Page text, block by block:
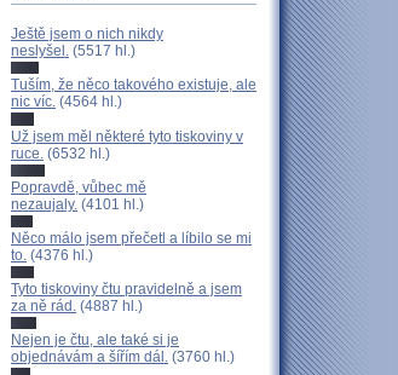
Ještě jsem o nich nikdy
neslyšel. (5517 hl.)
Tuším, že něco takového existuje, ale
nic víc. (4564 hl.)
Už jsem měl některé tyto tiskoviny v
ruce. (6532 hl.)
Popravdě, vůbec mě
nezaujaly. (4101 hl.)
Něco málo jsem přečetl a líbilo se mi
to. (4376 hl.)
Tyto tiskoviny čtu pravidelně a jsem
za ně rád. (4887 hl.)
Nejen je čtu, ale také si je
objednávám a šířím dál. (3760 hl.)